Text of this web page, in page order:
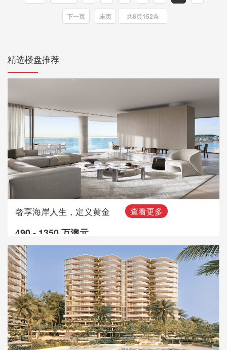
园，距离珀斯的城...
下一页 末页 共8页152条
精选楼盘推荐
奢享海岸人生，定义黄金
490 - 1350 万澳元
查看更多